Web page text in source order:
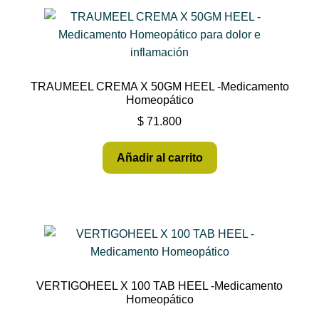
TRAUMEEL CREMA X 50GM HEEL -Medicamento
Homeopático
$ 71.800
Añadir al carrito
VERTIGOHEEL X 100 TAB HEEL -Medicamento
Homeopático